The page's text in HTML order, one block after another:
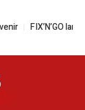
FIX’N’GO lance